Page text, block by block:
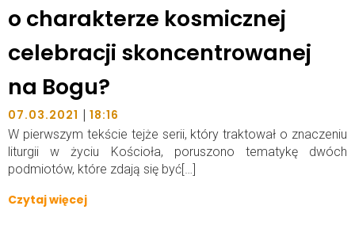
o charakterze kosmicznej
celebracji skoncentrowanej
na Bogu?
07.03.2021 | 18:16
W pierwszym tekście tejże serii, który traktował o znaczeniu
liturgii w życiu Kościoła, poruszono tematykę dwóch
podmiotów, które zdają się być[…]
Czytaj więcej